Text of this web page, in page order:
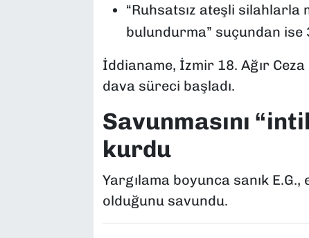
“Ruhsatsız ateşli silahlarla
bulundurma” suçundan ise
İddianame, İzmir 18. Ağır
dava süreci başladı.
Savunmasını
kurdu
Yargılama boyunca sanık
olduğunu savundu.